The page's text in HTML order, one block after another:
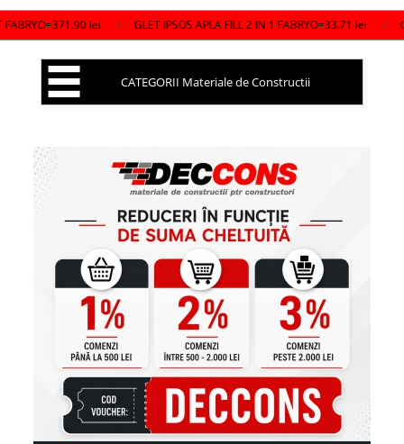
lei/GLET IPSOS APLA FILL 2 IN 1 FABRYO=33.71 lei/
CATEGORII Materiale de Constructii